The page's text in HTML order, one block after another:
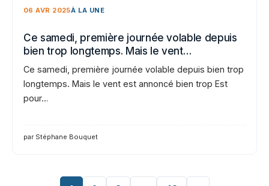
06 AVR 2025À LA UNE
Ce samedi, première journée volable depuis
bien trop longtemps. Mais le vent…
Ce samedi, première journée volable depuis bien trop
longtemps. Mais le vent est annoncé bien trop Est
pour…
par Stéphane Bouquet